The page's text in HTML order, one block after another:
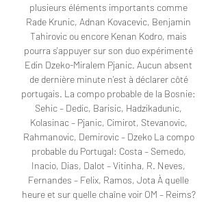
plusieurs éléments importants comme
Rade Krunic, Adnan Kovacevic, Benjamin
Tahirovic ou encore Kenan Kodro, mais
pourra s'appuyer sur son duo expérimenté
Edin Dzeko-Miralem Pjanic. Aucun absent
de dernière minute n'est à déclarer côté
portugais. La compo probable de la Bosnie:
Sehic – Dedic, Barisic, Hadzikadunic,
Kolasinac – Pjanic, Cimirot, Stevanovic,
Rahmanovic, Demirovic – Dzeko La compo
probable du Portugal: Costa – Semedo,
Inacio, Dias, Dalot – Vitinha, R. Neves,
Fernandes – Felix, Ramos, Jota À quelle
heure et sur quelle chaîne voir OM – Reims?